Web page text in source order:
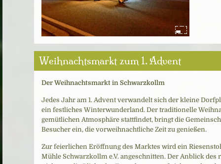
Weihnachtsmarkt zum 1. Advent
Der Weihnachtsmarkt in Schwarzkollm
Jedes Jahr am 1. Advent verwandelt sich der kleine
ein festliches Winterwunderland. Der traditionelle
gemütlichen Atmosphäre stattfindet, bringt die
Besucher ein, die vorweihnachtliche Zeit zu genießen.
Zur feierlichen Eröffnung des Marktes wird ein
Mühle Schwarzkollm e.V. angeschnitten. Der Anblick des